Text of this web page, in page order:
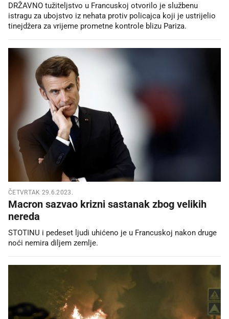
DRŽAVNO tužiteljstvo u Francuskoj otvorilo je službenu
istragu za ubojstvo iz nehata protiv policajca koji je ustrijelio
tinejdžera za vrijeme prometne kontrole blizu Pariza.
ČETVRTAK 29.6.2023.
Macron sazvao krizni sastanak zbog velikih
nereda
STOTINU i pedeset ljudi uhićeno je u Francuskoj nakon druge
noći nemira diljem zemlje.